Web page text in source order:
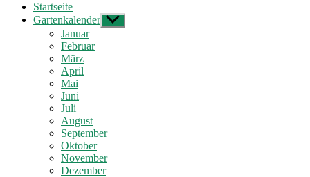
Startseite
Gartenkalender Untermenü
anzeigen
Januar
Februar
März
April
Mai
Juni
Juli
August
September
Oktober
November
Dezember